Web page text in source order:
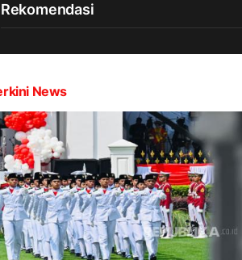
Rekomendasi
News